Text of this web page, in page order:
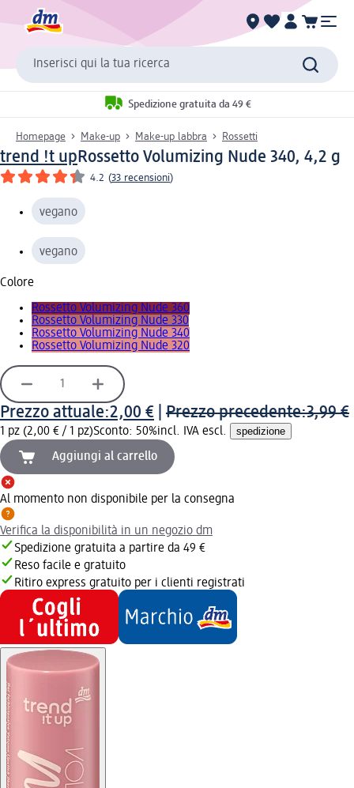
Inserisci qui la tua ricerca
Spedizione gratuita da 49 €
Homepage Make-up Make-up labbra Rossetti
trend !t upRossetto Volumizing Nude 340, 4,2 g
4.2 (33 recensioni)
vegano
vegano
Colore
Rossetto Volumizing Nude 360
Rossetto Volumizing Nude 330
Rossetto Volumizing Nude 340
Rossetto Volumizing Nude 320
Prezzo attuale:2,00 € Prezzo precedente:3,99 €
1 pz (2,00 € / 1 pz)Sconto: 50%incl. IVA escl. spedizione
Aggiungi al carrello
Al momento non disponibile per la consegna
Verifica la disponibilità in un negozio dm
Spedizione gratuita a partire da 49 €
Reso facile e gratuito
Ritiro express gratuito per i clienti registrati